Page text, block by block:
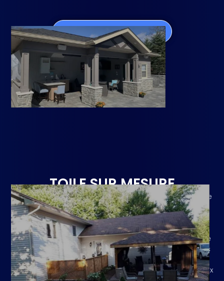
Obtenir un Devis Gratuit
TOILE SUR MESURE
TARP-RITE fabrique et distribue des bâtiments en toile de
haute qualité ainsi que des housses et toiles sur
mesure de toutes formes et dimensions. Grâce à la
flexibilité de nos processus de fabrication, nous
sommes en mesure de produire une vaste gamme de
produits répondant aux spécifications précises de nos
clients. Nos installations à la fine pointe de la
technologie nous permettent de desservir de nombreux